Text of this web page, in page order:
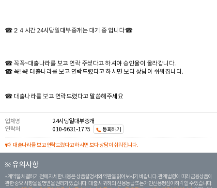
☎２４시간 24시당일대부중개는 대기 중 입니다☎
☎ 꼭꼭~대출나라를 보고 연락 주셨다고 하셔야 승인율이 올라갑니다.
☎ 꼭! 꼭! 대출나라를 보고 연락드렸다고 하시면 보다 상담이 쉬워집니다.
☎ 대출나라를 보고 연락드렸다고 말씀해주세요
업체명
24시당일대부중개
연락처
010-9631-1775 통화하기
대출나라를 보고 연락드렸다고 하시면 보다 상담이 쉬워집니다.
※ 유의사항
계약을 체결하기 전에 자세한 내용은 상품설명서와 약관을 읽어보시기 바랍니다. 관계 법령에 따라 금융상품에
관한 중요 사항을 설명받을 권리가 있습니다. 대 출 시 귀하의 신용등급 또는 개인신용평점이 하락할 수 있습니다.